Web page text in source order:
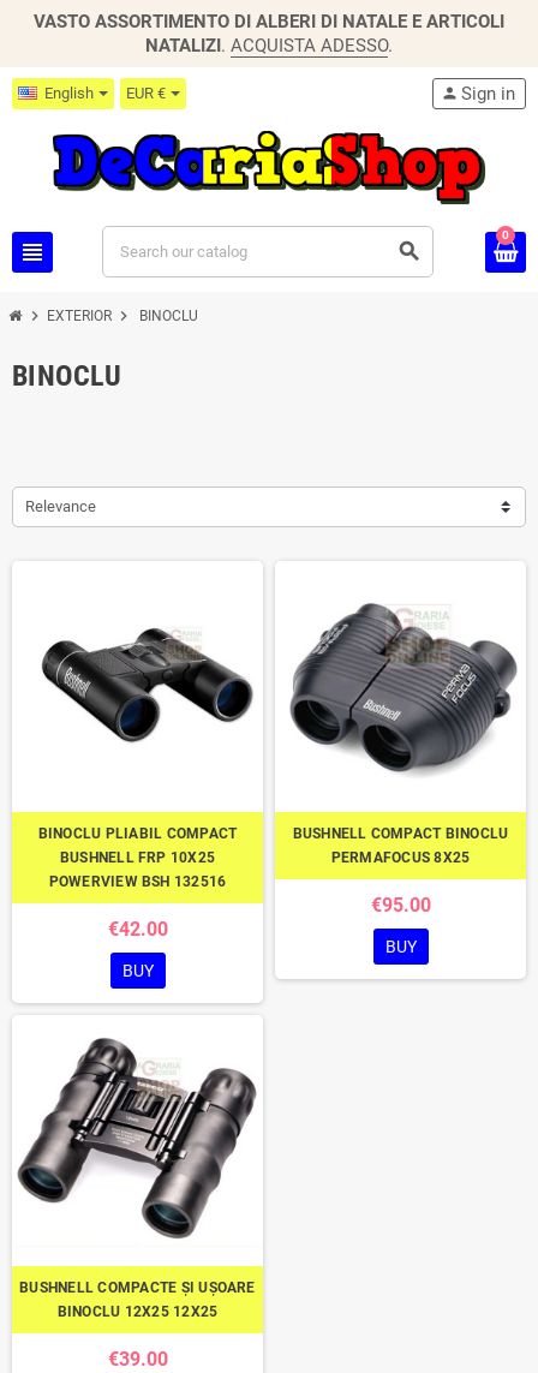
VASTO ASSORTIMENTO DI ALBERI DI NATALE E ARTICOLI
NATALIZI. ACQUISTA ADESSO.
English EUR €
view_headline search
person Sign in
0
chevron_right EXTERIOR chevron_right BINOCLU
BINOCLU
Relevance
BINOCLU PLIABIL COMPACT
BUSHNELL FRP 10X25
POWERVIEW BSH 132516
€42.00
BUY
BUSHNELL COMPACT BINOCLU
PERMAFOCUS 8X25
€95.00
BUY
BUSHNELL COMPACTE ȘI UȘOARE
BINOCLU 12X25 12X25
€39.00